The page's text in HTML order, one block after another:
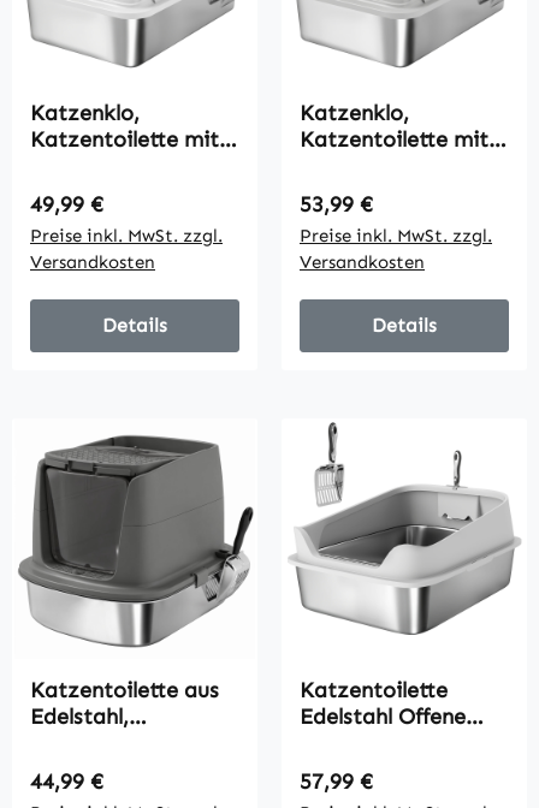
Katzenklo,
Katzentoilette mit
Streuschaufel, vorne
Eingang und ober
Ausgang Edelstahl
bis 7 kg
Regulärer Preis:
49,99 €
Preise inkl. MwSt. zzgl.
Versandkosten
Details
Katzenklo,
Katzentoilette mit
Streuschaufel, vorne
Eingang und ober
Ausgang Edelstahl
bis 8 kg
Regulärer Preis:
53,99 €
Preise inkl. MwSt. zzgl.
Versandkosten
Details
Katzentoilette aus
Edelstahl,
Katzenstreuschale
mit Metallschaufel
Regulärer Preis:
44,99 €
Katzentoilette
Edelstahl Offene
Schaufel hohem
Rand für große
Regulärer Preis:
57,99 €